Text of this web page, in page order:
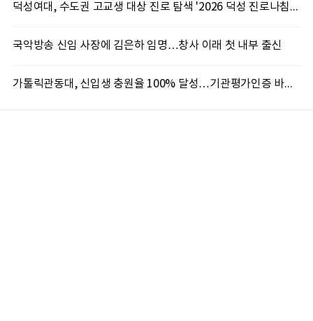
덕성여대, 수도권 고교생 대상 진로 탐색 '2026 덕성 진로나침판' 개최
국악방송 신임 사장에 김은하 임명…창사 이래 첫 내부 출신
가톨릭관동대, 신입생 충원율 100% 달성…기관평가인증 바탕 학생 지원 '가속'